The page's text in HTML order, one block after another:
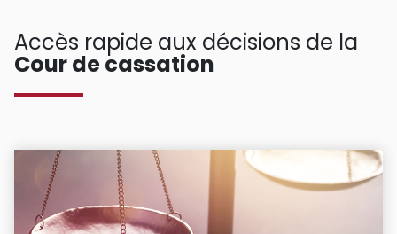
Accès rapide aux décisions de la
Cour de cassation